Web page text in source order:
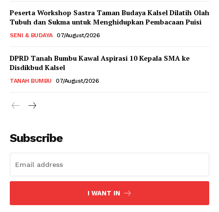
Peserta Workshop Sastra Taman Budaya Kalsel Dilatih Olah
Tubuh dan Sukma untuk Menghidupkan Pembacaan Puisi
SENI & BUDAYA 07/August/2026
DPRD Tanah Bumbu Kawal Aspirasi 10 Kepala SMA ke
Disdikbud Kalsel
TANAH BUMBU 07/August/2026
Subscribe
I WANT IN